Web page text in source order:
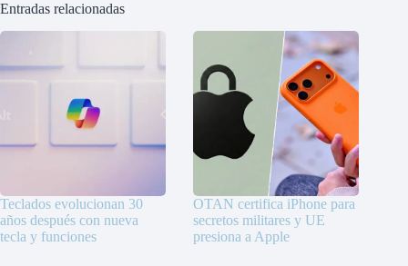
Entradas relacionadas
Teclados evolucionan 30
años después con nueva
tecla y funciones
OTAN certifica iPhone para
secretos militares y UE
presiona a Apple